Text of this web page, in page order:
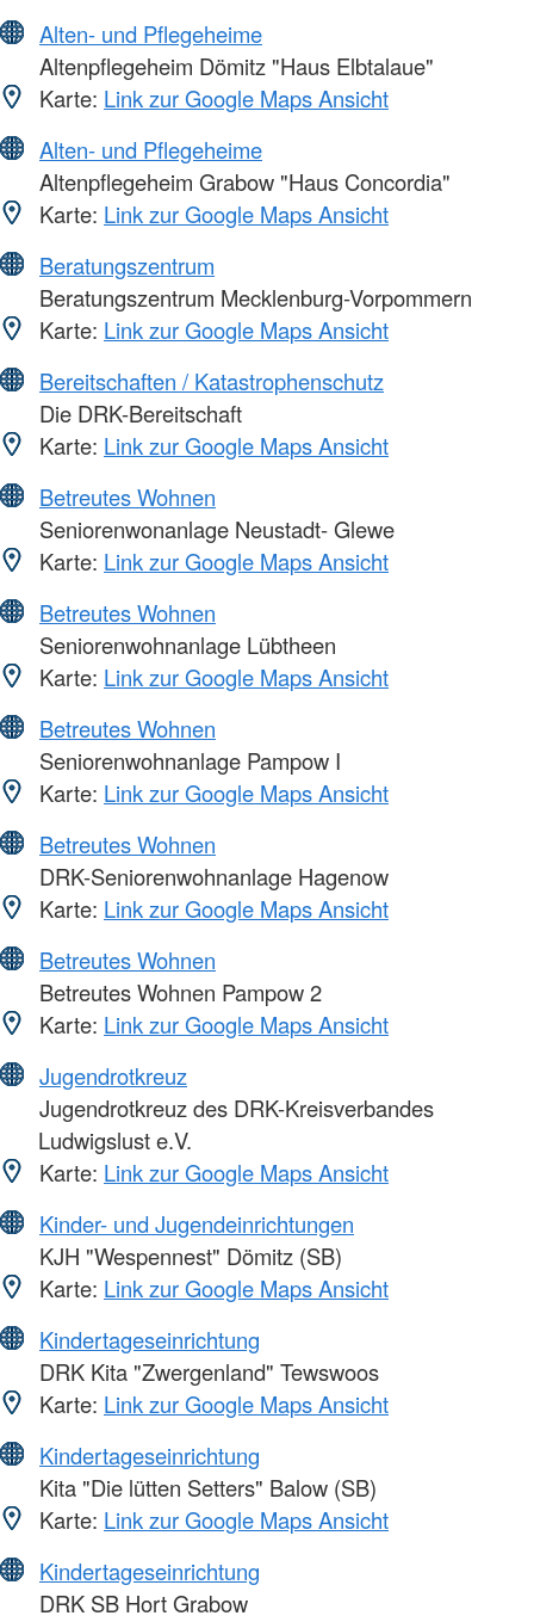
Alten- und Pflegeheime
Altenpflegeheim Dömitz "Haus Elbtalaue"
Karte: Link zur Google Maps Ansicht
Alten- und Pflegeheime
Altenpflegeheim Grabow "Haus Concordia"
Karte: Link zur Google Maps Ansicht
Beratungszentrum
Beratungszentrum Mecklenburg-Vorpommern
Karte: Link zur Google Maps Ansicht
Bereitschaften / Katastrophenschutz
Die DRK-Bereitschaft
Karte: Link zur Google Maps Ansicht
Betreutes Wohnen
Seniorenwonanlage Neustadt- Glewe
Karte: Link zur Google Maps Ansicht
Betreutes Wohnen
Seniorenwohnanlage Lübtheen
Karte: Link zur Google Maps Ansicht
Betreutes Wohnen
Seniorenwohnanlage Pampow I
Karte: Link zur Google Maps Ansicht
Betreutes Wohnen
DRK-Seniorenwohnanlage Hagenow
Karte: Link zur Google Maps Ansicht
Betreutes Wohnen
Betreutes Wohnen Pampow 2
Karte: Link zur Google Maps Ansicht
Jugendrotkreuz
Jugendrotkreuz des DRK-Kreisverbandes
Ludwigslust e.V.
Karte: Link zur Google Maps Ansicht
Kinder- und Jugendeinrichtungen
KJH "Wespennest" Dömitz (SB)
Karte: Link zur Google Maps Ansicht
Kindertageseinrichtung
DRK Kita "Zwergenland" Tewswoos
Karte: Link zur Google Maps Ansicht
Kindertageseinrichtung
Kita "Die lütten Setters" Balow (SB)
Karte: Link zur Google Maps Ansicht
Kindertageseinrichtung
DRK SB Hort Grabow